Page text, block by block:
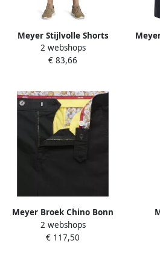
Meyer Stijlvolle Shorts
Complementeren Je Outfit
Brown Heren
2 webshops
€ 83,66
Meyer Broek Chino Bonn
Zwart
2 webshops
€ 117,50